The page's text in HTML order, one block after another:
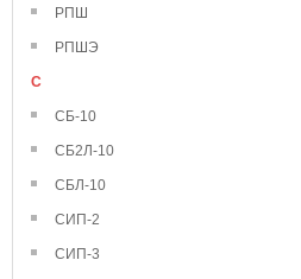
РПШ
РПШЭ
С
СБ-10
СБ2Л-10
СБЛ-10
СИП-2
СИП-3